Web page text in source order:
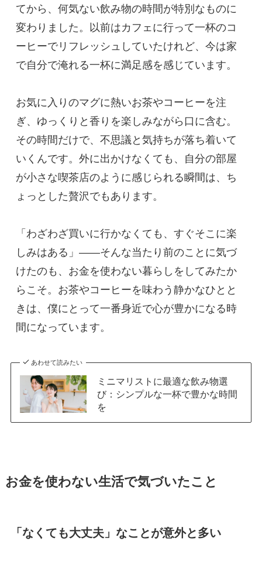
てから、何気ない飲み物の時間が特別なものに
変わりました。以前はカフェに行って一杯のコ
ーヒーでリフレッシュしていたけれど、今は家
で自分で淹れる一杯に満足感を感じています。
お気に入りのマグに熱いお茶やコーヒーを注
ぎ、ゆっくりと香りを楽しみながら口に含む。
その時間だけで、不思議と気持ちが落ち着いて
いくんです。外に出かけなくても、自分の部屋
が小さな喫茶店のように感じられる瞬間は、ち
ょっとした贅沢でもあります。
「わざわざ買いに行かなくても、すぐそこに楽
しみはある」――そんな当たり前のことに気づ
けたのも、お金を使わない暮らしをしてみたか
らこそ。お茶やコーヒーを味わう静かなひとと
きは、僕にとって一番身近で心が豊かになる時
間になっています。
あわせて読みたい
ミニマリストに最適な飲み物選
び：シンプルな一杯で豊かな時間
を
お金を使わない生活で気づいたこと
「なくても大丈夫」なことが意外と多い